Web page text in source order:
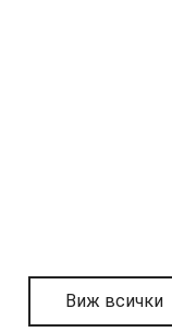
Виж всички